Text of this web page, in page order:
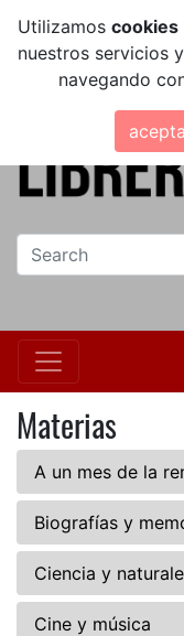
Utilizamos cookies
nuestros servicios
navegando
Materias
A un mes de la
Biografías y
Ciencia y
Cine y música